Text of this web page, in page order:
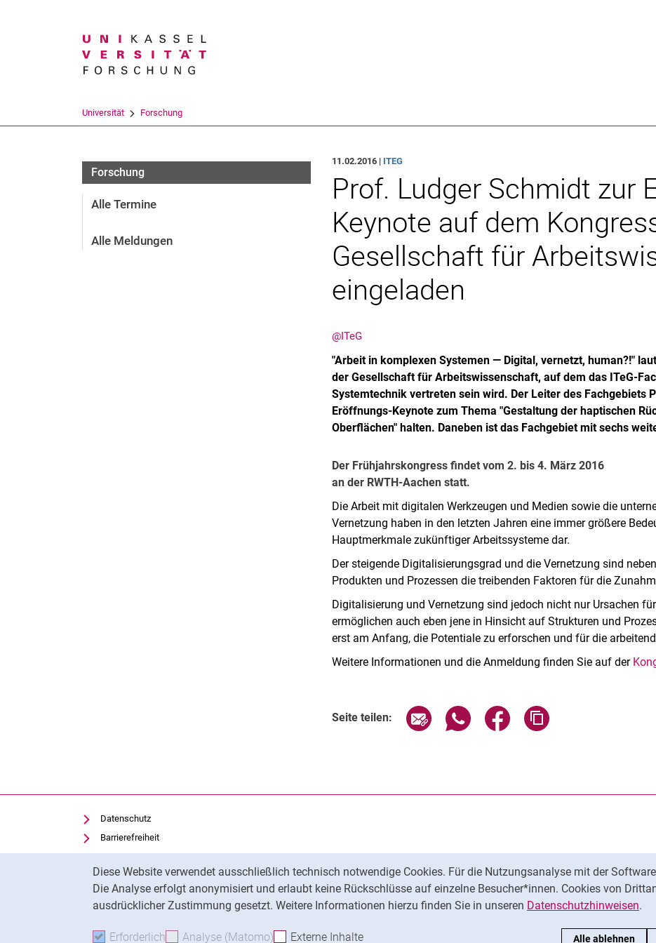
Diese Website verwendet ausschließlich technisch notwendige Cookies. Für die Nutzungsanalyse mit der
Die Analyse erfolgt anonymisiert und erlaubt keine Rückschlüsse auf einzelne Besucher*innen. Cookies von
ausdrücklicher Zustimmung gesetzt. Weitere Informationen hierzu finden Sie in unseren Datenschutzhinweisen.
Erforderlich Erforderliche Cookies akzeptieren
Analyse (Matomo) Analyse-Cookies akzeptieren
Externe Inhalte Alle ablehnen
Universität Forschung
Forschung
Alle Termine
Alle Meldungen
11.02.2016 | ITEG
Prof. Ludger Schmidt zur
Keynote auf dem
Gesellschaft für
eingeladen
@ITeG
"Arbeit in komplexen Systemen — Digital, vernetzt, human?!"
der Gesellschaft für Arbeitswissenschaft, auf dem das ITeG-
Systemtechnik vertreten sein wird. Der Leiter des Fachgebiets
Eröffnungs-Keynote zum Thema "Gestaltung der haptischen
Oberflächen" halten. Daneben ist das Fachgebiet mit sechs
Der Frühjahrskongress findet vom 2. bis 4. März 2016
an der RWTH-Aachen statt.
Die Arbeit mit digitalen Werkzeugen und Medien sowie die
Vernetzung haben in den letzten Jahren eine immer größere
Hauptmerkmale zukünftiger Arbeitssysteme dar.
Der steigende Digitalisierungsgrad und die Vernetzung sind
Produkten und Prozessen die treibenden Faktoren für die
Digitalisierung und Vernetzung sind jedoch nicht nur Ursachen
ermöglichen auch eben jene in Hinsicht auf Strukturen und
erst am Anfang, die Potentiale zu erforschen und für die
Weitere Informationen und die Anmeldung finden Sie auf der
Seite teilen: Seite über E-Mail teilen
Seite über WhatsApp teilen (externer
Seite über Facebook teilen
Datenschutz
Barrierefreiheit
Transparenter KI-Einsatz
Impressum
Cookie-Einstellungen